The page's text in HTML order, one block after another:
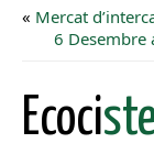
« Mercat
6 Desembre
Ecoci